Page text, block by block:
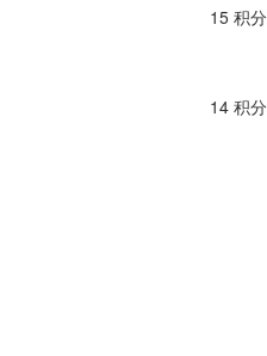
15 积分
14 积分